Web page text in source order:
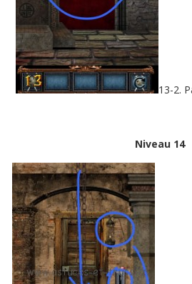
13-2.
Niveau 14